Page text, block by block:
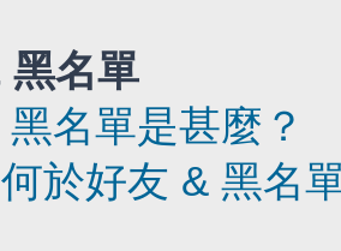
黑名單
名單是甚麼？
於好友 & 黑名